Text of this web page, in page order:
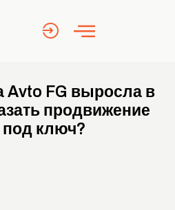
Avto FG выросла в
продвижение
под ключ?